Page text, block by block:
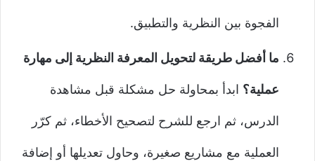
الفجوة بين النظرية والتطبيق.
ما أفضل طريقة لتحويل المعرفة النظرية إلى مهارة
عملية؟ ابدأ بمحاولة حل مشكلة قبل مشاهدة
الدرس، ثم ارجع للشرح لتصحيح الأخطاء، ثم كرّر
العملية مع مشاريع صغيرة، وحاول تعديلها أو إضافة